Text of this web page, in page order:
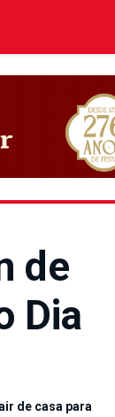
de
Dia
de casa para